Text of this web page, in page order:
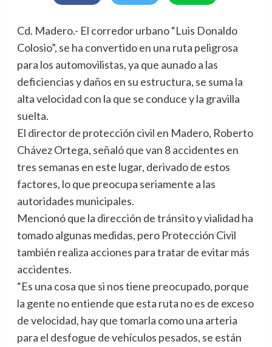
Cd. Madero.- El corredor urbano “Luis Donaldo
Colosio”, se ha convertido en una ruta peligrosa
para los automovilistas, ya que aunado a las
deficiencias y daños en su estructura, se suma la
alta velocidad con la que se conduce y la gravilla
suelta.
El director de protección civil en Madero, Roberto
Chávez Ortega, señaló que van 8 accidentes en
tres semanas en este lugar, derivado de estos
factores, lo que preocupa seriamente a las
autoridades municipales.
Mencionó que la dirección de tránsito y vialidad ha
tomado algunas medidas, pero Protección Civil
también realiza acciones para tratar de evitar más
accidentes.
“Es una cosa que si nos tiene preocupado, porque
la gente no entiende que esta ruta no es de exceso
de velocidad, hay que tomarla como una arteria
para el desfogue de vehículos pesados, se están